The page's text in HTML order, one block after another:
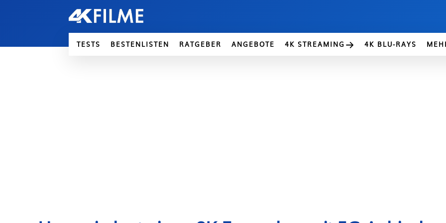
TESTS BESTENLISTEN RATGEBER ANGEBOTE 4K STREAMING 4K BLU-RAYS